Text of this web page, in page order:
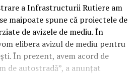
a Infrastructurii Rutiere am
maipoate spune că proiectele de
de avizele de mediu. În
elibera avizul de mediu pentru
În prezent, avem acord de
de autostradă”, a anunţat